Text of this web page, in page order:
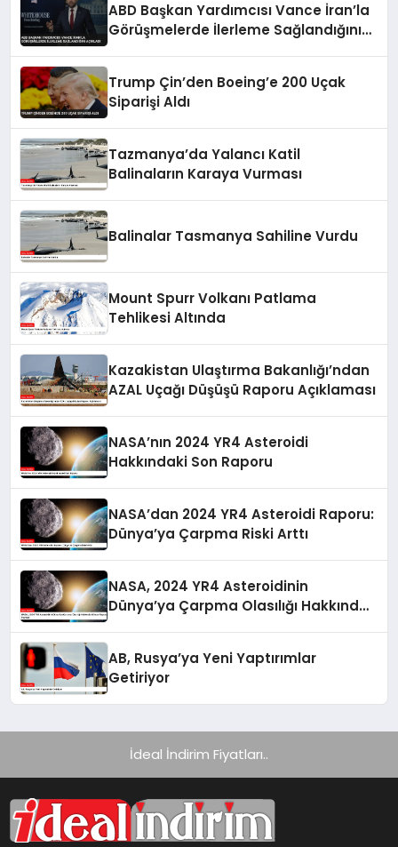
ABD Başkan Yardımcısı Vance İran’la
Görüşmelerde İlerleme Sağlandığını
Trump Çin’den Boeing’e 200 Uçak
Siparişi Aldı
Tazmanya’da Yalancı Katil
Balinaların Karaya Vurması
Balinalar Tasmanya Sahiline Vurdu
Mount Spurr Volkanı Patlama
Tehlikesi Altında
Kazakistan Ulaştırma Bakanlığı’ndan
AZAL Uçağı Düşüşü Raporu Açıklaması
NASA’nın 2024 YR4 Asteroidi
Hakkındaki Son Raporu
NASA’dan 2024 YR4 Asteroidi Raporu:
Dünya’ya Çarpma Riski Arttı
NASA, 2024 YR4 Asteroidinin
Dünya’ya Çarpma Olasılığı Hakkında
AB, Rusya’ya Yeni Yaptırımlar
Getiriyor
İdeal İndirim Fiyatları..